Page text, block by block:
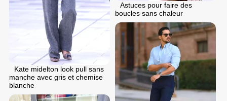
Kate midelton look pull sans
manche avec gris et chemise
blanche
Astuces pour faire des
boucles sans chaleur